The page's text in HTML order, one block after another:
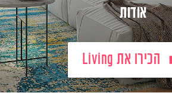
אודות
הכירו את Living